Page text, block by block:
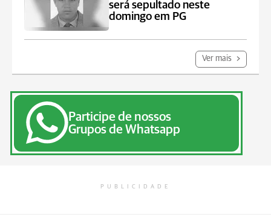
será sepultado neste
domingo em PG
Ver mais
Participe de nossos
Grupos de Whatsapp
PUBLICIDADE